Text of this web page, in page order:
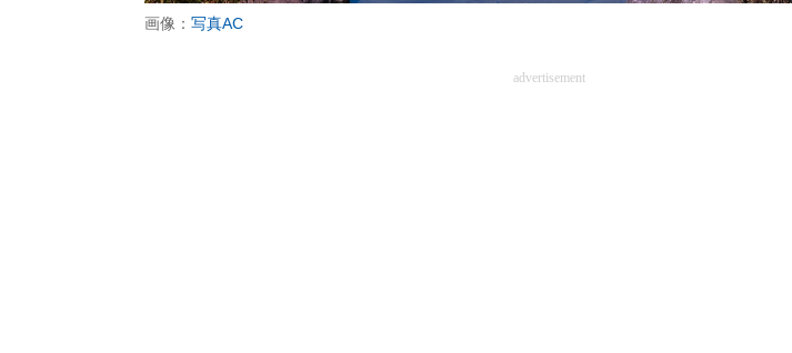
画像： 写真AC
advertisement